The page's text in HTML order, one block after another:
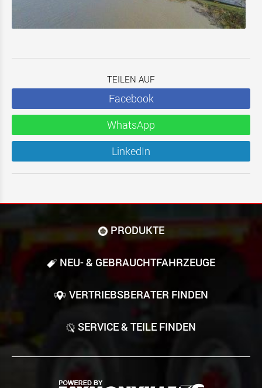
TEILEN AUF
Facebook
WhatsApp
LinkedIn
PRODUKTE
NEU- & GEBRAUCHT­FAHRZEUGE
VERTRIEBSBERATER FINDEN
SERVICE & TEILE FINDEN